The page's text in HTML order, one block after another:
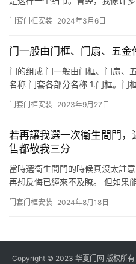
在分享这一过程中的发现和洞见
中的标配，这一观念源自于传统
认为能…
门套门框安装 2024年3月6日
门一般由门框、门扇、五金
门的组成 门一般由门框、门扇、
名称 门套各部分名称 1.门框。门
方,起着辅助采光和通风的作用。
的建筑还可加设筒子板和贴脸
门套门框安装 2023年9月27日
若再讓我選一次衛生間門
售都敬我三分
當時選衛生間門的時候真沒太註
再想反悔已經來不及瞭。 但如果
三分！話不多說，一起來看看吧
门套门框安装 2024年8月18日
Copyright © 2023 华夏门网 版权所有